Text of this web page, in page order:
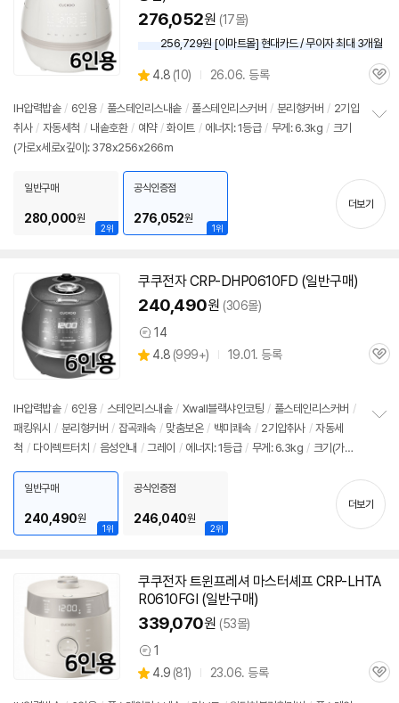
276,052원 (17몰)
256,729원 [이마트몰] 현대카드 / 무이자 최대 3개월
별
점
4.8 (상
리
뷰
10) 26.06. 등록
관
IH압력밥솥 / 6인용 / 풀스테인리스내솥 / 풀스테인리스커버 / 분리형커버 / 2기압
취사 / 자동세척 / 내솥호환 / 예약 / 화이트 / 에너지: 1등급 / 무게: 6.3kg / 크기
(가로x세로x깊이): 378x256x266m
기
2위
일반구매
280,000원
1위
공식인증점
276,052원
더보기
쿠쿠전자 CRP-DHP0610FD (일반구매)
240,490원 (306몰)
상
품
14
별
4.8 (상
뷰
999+) 19.01. 등록
관
IH압력밥솥 / 6인용 / 스테인리스내솥 / Xwall블랙샤인코팅 / 풀스테인리스커버 /
패킹워시 / 분리형커버 / 잡곡쾌속 / 맞춤보온 / 백미쾌속 / 2기압취사 / 자동세
척 / 다이렉트터치 / 음성안내 / 그레이 / 에너지: 1등급 / 무게: 6.3kg / 크기(가로
기
1위
일반구매
240,490원
2위
공식인증점
246,040원
더보기
쿠쿠전자 트윈프레셔 마스터셰프 CRP-LHTA
R0610FGI (일반구매)
339,070원 (53몰)
상
품
1
별
4.9 (상
81) 23.06. 등록
관